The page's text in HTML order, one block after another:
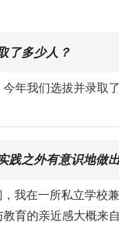
了多少人？
年我们选拔并录取了
践之外有意识地做
我在一所私立学校
育的亲近感大概来